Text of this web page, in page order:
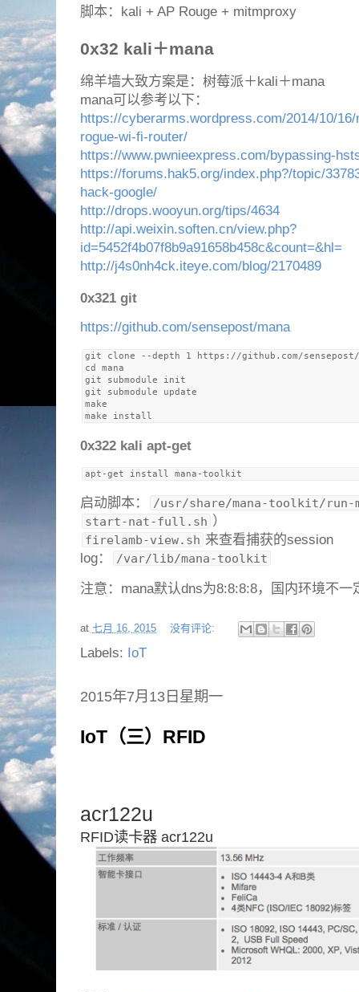
脚本：kali + AP Rouge + mitmproxy
0x32 kali＋mana
绵羊墙大致方案是：树莓派＋kali＋mana
mana可以参考以下：
https://cyberarms.wordpress.com/2014/10/
rogue-wi-fi-router/
https://www.pwnieexpress.com/bypassing-
https://forums.hak5.org/index.php?/topic/
hack-google/
http://drops.wooyun.org/tips/4634
http://api.weixin.soften.cn/view.php?
id=5452f4b07f8b9a91658b458c&count=&hl=
http://j4s0nh4ck.iteye.com/blog/2170489
0x321 git
https://github.com/sensepost/mana
git clone --depth 1 https://github.com/sensepost/
cd mana
git submodule init
git submodule update
make
0x322 kali apt-get
启动脚本：
/usr/share/mana-toolkit/run-
start-nat-full.sh ）
firelamb-view.sh 来查看捕获的session
log：
/var/lib/mana-toolkit
注意：mana默认dns为8:8:8:8，国内环境不一
at 七月 16, 2015 没有评论:
Labels: IoT
2015年7月13日星期一
IoT（三）RFID
acr122u
RFID读卡器 acr122u